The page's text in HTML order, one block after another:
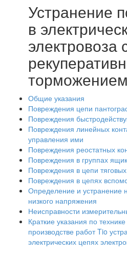
Устранение
в
электровоза
торможением
Общие указания
Повреждения цепи
Повреждения
Повреждения линейных
управления ими
Повреждения реостатных
Повреждения в группах
Повреждения в цепи
Повреждения в цепях
Определение и устранение
низкого напряжения
Неисправности
Краткие указания по
производстве работ Tio
электрических цепях